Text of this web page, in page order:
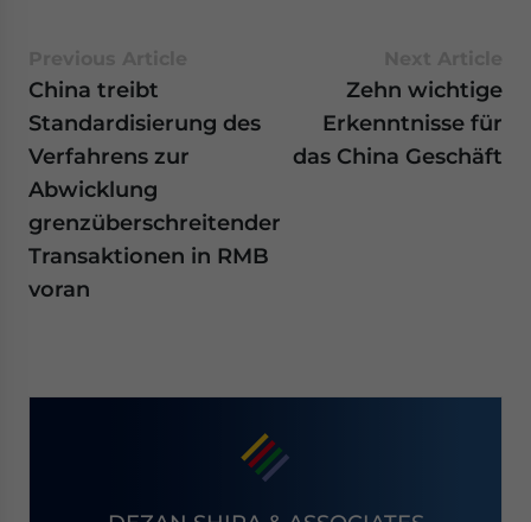
China treibt
Standardisierung des
Verfahrens zur
Abwicklung
grenzüberschreitender
Transaktionen in RMB
voran
Zehn wichtige
Erkenntnisse für
das China Geschäft